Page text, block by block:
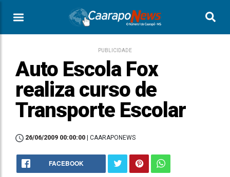
PUBLICIDADE
Auto Escola Fox
realiza curso de
Transporte Escolar
26/06/2009 00:00:00 | CAARAPONEWS
FACEBOOK